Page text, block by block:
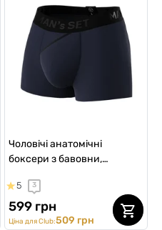
Чоловічі анатомічні
боксери з бавовни,
Series, темно-синій
5 3
599 грн
Ціна для Club:509 грн